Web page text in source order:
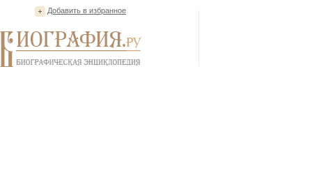
Добавить в избранное